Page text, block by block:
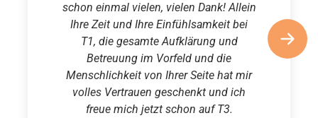
schon einmal vielen, vielen Dank! Allein
Ihre Zeit und Ihre Einfühlsamkeit bei
T1, die gesamte Aufklärung und
Betreuung im Vorfeld und die
Menschlichkeit von Ihrer Seite hat mir
volles Vertrauen geschenkt und ich
freue mich jetzt schon auf T3.